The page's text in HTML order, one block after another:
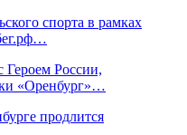
спорта в рамках
Героем России,
«Оренбург»…
продлится